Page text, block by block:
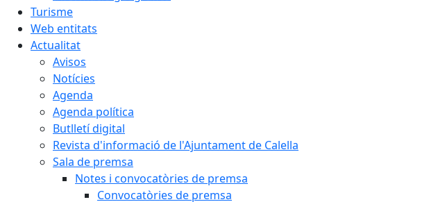
Turisme
Web entitats
Actualitat
Avisos
Notícies
Agenda
Agenda política
Butlletí digital
Revista d'informació de l'Ajuntament de Calella
Sala de premsa
Notes i convocatòries de premsa
Convocatòries de premsa